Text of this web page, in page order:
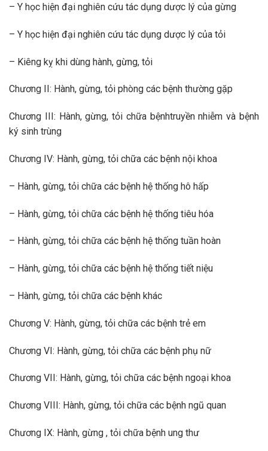
– Y học hiện đại nghiên cứu tác dụng dược lý của gừng
– Y học hiện đại nghiên cứu tác dụng dược lý của tỏi
– Kiêng kỵ khi dùng hành, gừng, tỏi
Chương II: Hành, gừng, tỏi phòng các bệnh thường gặp
Chương III: Hành, gừng, tỏi chữa bệnhtruyền nhiễm và bệnh
ký sinh trùng
Chương IV: Hành, gừng, tỏi chữa các bệnh nội khoa
– Hành, gừng, tỏi chữa các bệnh hệ thống hô hấp
– Hành, gừng, tỏi chữa các bệnh hệ thống tiêu hóa
– Hành, gừng, tỏi chữa các bệnh hệ thống tuần hoàn
– Hành, gừng, tỏi chữa các bệnh hệ thống tiết niệu
– Hành, gừng, tỏi chữa các bệnh khác
Chương V: Hành, gừng, tỏi chữa các bệnh trẻ em
Chương VI: Hành, gừng, tỏi chữa các bệnh phụ nữ
Chương VII: Hành, gừng, tỏi chữa các bệnh ngoại khoa
Chương VIII: Hành, gừng, tỏi chữa các bệnh ngũ quan
Chương IX: Hành, gừng , tỏi chữa bệnh ung thư